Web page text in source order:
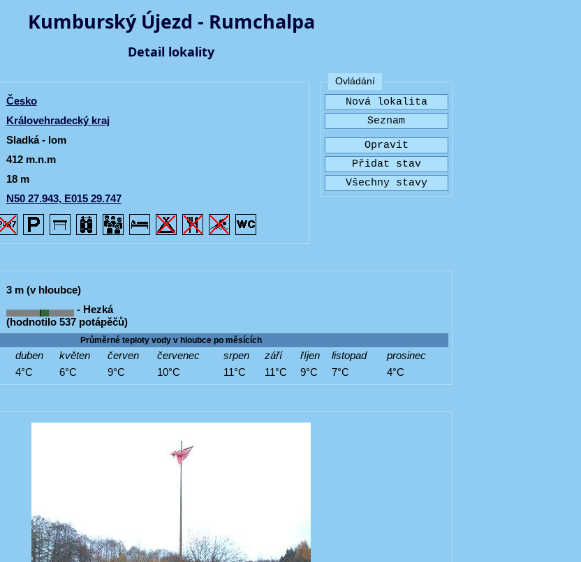
Kumburský Újezd - Rumchalpa
Detail lokality
Ovládání
Česko
Královehradecký kraj
Sladká - lom
412 m.n.m
18 m
N50 27.943, E015 29.747
3 m (v hloubce)
- Hezká
(hodnotilo 537 potápěčů)
Průměrné teploty vody v hloubce po měsících
duben květen červen červenec srpen září říjen listopad
prosinec
4°C 6°C 9°C 10°C 11°C 11°C 9°C 7°C 4°C